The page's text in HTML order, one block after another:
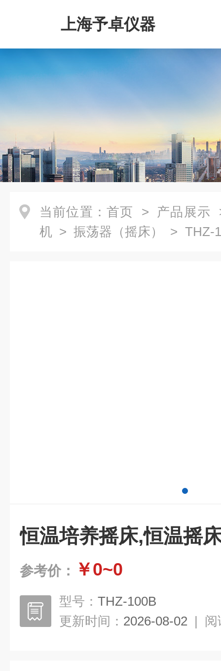
上海予卓仪器
当前位置： 首页 > 产品展示
机 > 振荡器（摇床）
> THZ-
恒温培养摇床,恒温摇
参考价： ￥0~0
型号： THZ-100B
更新时间： 2026-08-02 | 阅